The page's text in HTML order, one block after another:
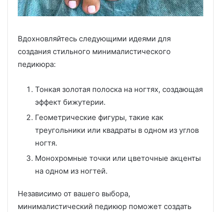
Вдохновляйтесь следующими идеями для
создания стильного минималистического
педикюра:
Тонкая золотая полоска на ногтях, создающая
эффект бижутерии.
Геометрические фигуры, такие как
треугольники или квадраты в одном из углов
ногтя.
Монохромные точки или цветочные акценты
на одном из ногтей.
Независимо от вашего выбора,
минималистический педикюр поможет создать